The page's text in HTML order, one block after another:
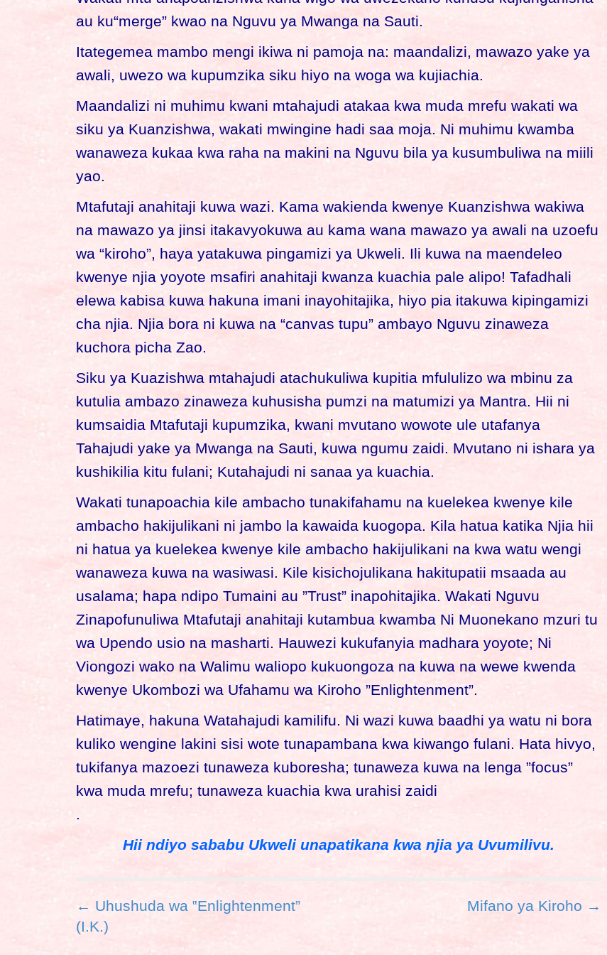
au ku“merge” kwao na Nguvu ya Mwanga na Sauti.
Itategemea mambo mengi ikiwa ni pamoja na: maandalizi, mawazo yake ya
awali, uwezo wa kupumzika siku hiyo na woga wa kujiachia.
Maandalizi ni muhimu kwani mtahajudi atakaa kwa muda mrefu wakati wa
siku ya Kuanzishwa, wakati mwingine hadi saa moja. Ni muhimu kwamba
wanaweza kukaa kwa raha na makini na Nguvu bila ya kusumbuliwa na miili
yao.
Mtafutaji anahitaji kuwa wazi. Kama wakienda kwenye Kuanzishwa wakiwa
na mawazo ya jinsi itakavyokuwa au kama wana mawazo ya awali na uzoefu
wa “kiroho”, haya yatakuwa pingamizi ya Ukweli. Ili kuwa na maendeleo
kwenye njia yoyote msafiri anahitaji kwanza kuachia pale alipo! Tafadhali
elewa kabisa kuwa hakuna imani inayohitajika, hiyo pia itakuwa kipingamizi
cha njia. Njia bora ni kuwa na “canvas tupu” ambayo Nguvu zinaweza
kuchora picha Zao.
Siku ya Kuazishwa mtahajudi atachukuliwa kupitia mfululizo wa mbinu za
kutulia ambazo zinaweza kuhusisha pumzi na matumizi ya Mantra. Hii ni
kumsaidia Mtafutaji kupumzika, kwani mvutano wowote ule utafanya
Tahajudi yake ya Mwanga na Sauti, kuwa ngumu zaidi. Mvutano ni ishara ya
kushikilia kitu fulani; Kutahajudi ni sanaa ya kuachia.
Wakati tunapoachia kile ambacho tunakifahamu na kuelekea kwenye kile
ambacho hakijulikani ni jambo la kawaida kuogopa. Kila hatua katika Njia hii
ni hatua ya kuelekea kwenye kile ambacho hakijulikani na kwa watu wengi
wanaweza kuwa na wasiwasi. Kile kisichojulikana hakitupatii msaada au
usalama; hapa ndipo Tumaini au ”Trust” inapohitajika. Wakati Nguvu
Zinapofunuliwa Mtafutaji anahitaji kutambua kwamba Ni Muonekano mzuri tu
wa Upendo usio na masharti. Hauwezi kukufanyia madhara yoyote; Ni
Viongozi wako na Walimu waliopo kukuongoza na kuwa na wewe kwenda
kwenye Ukombozi wa Ufahamu wa Kiroho ”Enlightenment”.
Hatimaye, hakuna Watahajudi kamilifu. Ni wazi kuwa baadhi ya watu ni bora
kuliko wengine lakini sisi wote tunapambana kwa kiwango fulani. Hata hivyo,
tukifanya mazoezi tunaweza kuboresha; tunaweza kuwa na lenga ”focus”
kwa muda mrefu; tunaweza kuachia kwa urahisi zaidi
.
Hii ndiyo sababu Ukweli unapatikana kwa njia ya Uvumilivu.
P
o
s
← Uhushuda wa ‟Enlightenment”
(I.K.)
Mifano ya Kiroho →